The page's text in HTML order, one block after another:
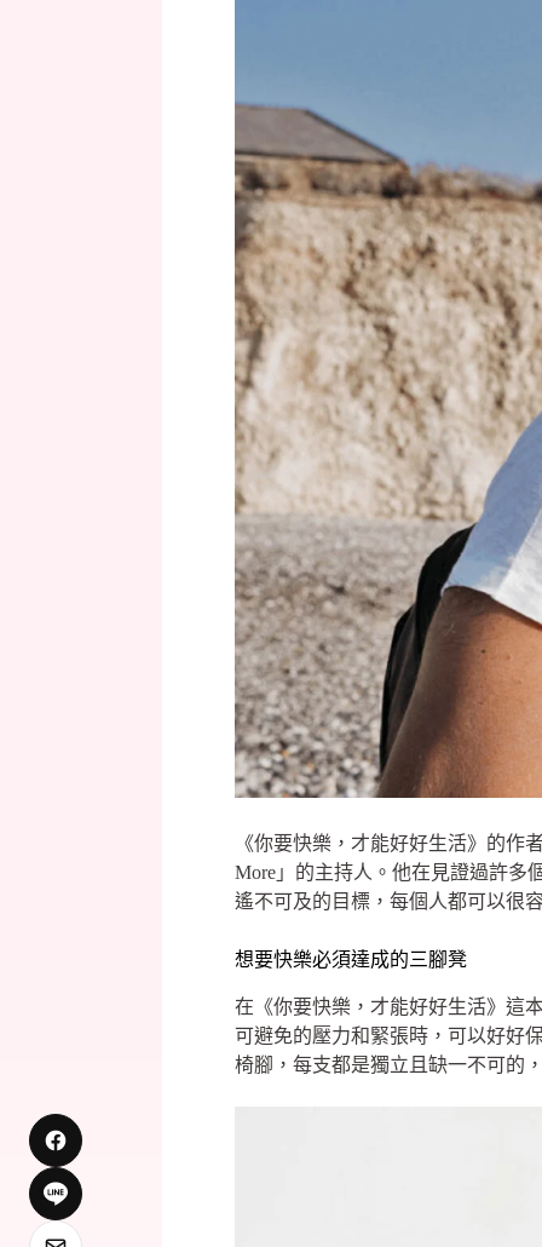
《你要快樂，才能好好生活》的作
More」的主持人。他在見證過許多
遙不可及的目標，每個人都可以很
想要快樂必須達成的三腳凳
在《你要快樂，才能好好生活》這
可避免的壓力和緊張時，可以好好
椅腳，每支都是獨立且缺一不可的